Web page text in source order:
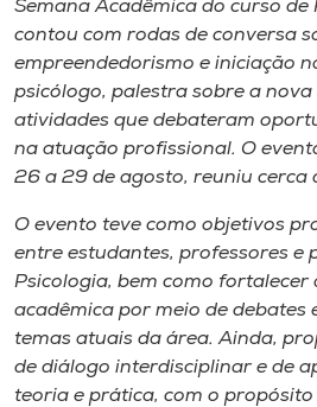
Museu
Unoesc
Store
Selecione
o idioma
A+
Semana Acadêmica do curso de
contou com rodas de conversa
empreendedorismo e iniciação
psicólogo, palestra sobre a nova
atividades que debateram
na atuação profissional. O
26 a 29 de agosto, reuniu cerca
O evento teve como objetivos
entre estudantes, professores e
Psicologia, bem como fortalecer
acadêmica por meio de debates
temas atuais da área. Ainda,
de diálogo interdisciplinar e de
teoria e prática, com o